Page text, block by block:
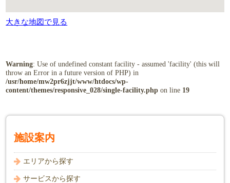
大きな地図で見る
Warning: Use of undefined constant facility - assumed 'facility' (this will
throw an Error in a future version of PHP) in
/usr/home/mw2pr6zjjt/www/htdocs/wp-
content/themes/responsive_028/single-facility.php on line 19
施設案内
エリアから探す
サービスから探す